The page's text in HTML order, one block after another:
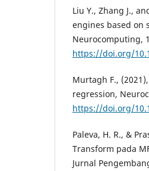
Liu Y., Zhang J.,
engines based on
Neurocomputing,
https://doi.org/
Murtagh F.,
regression,
https://doi.org/
Paleva, H. R., &
Transform pada
Jurnal